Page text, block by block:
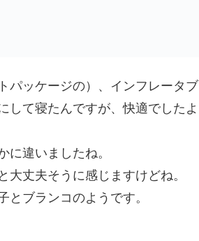
パッケージの）、インフレータブ
して寝たんですが、快適でしたよ
違いましたね。
丈夫そうに感じますけどね。
ブランコのようです。